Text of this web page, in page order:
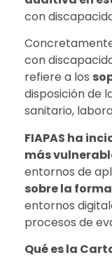
con
con
refiere a los
disposición de
sanitario,
FIAPAS ha
más
entornos de
sobre la
entornos
procesos de
Qué es la